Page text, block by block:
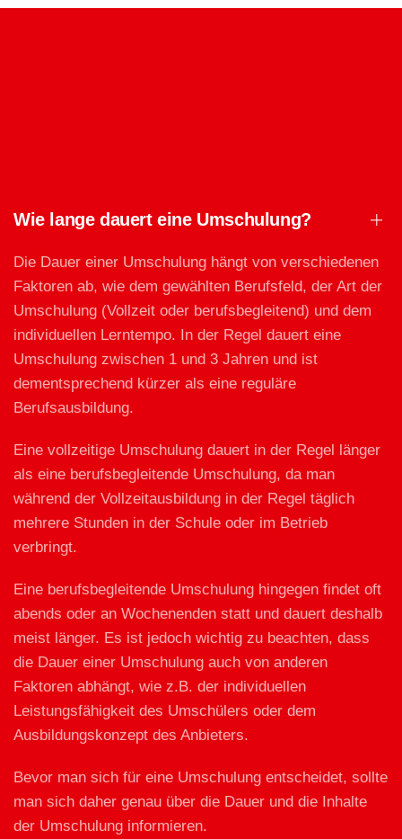
Wie lange dauert eine Umschulung?
Die Dauer einer Umschulung hängt von verschiedenen
Faktoren ab, wie dem gewählten Berufsfeld, der Art der
Umschulung (Vollzeit oder berufsbegleitend) und dem
individuellen Lerntempo. In der Regel dauert eine
Umschulung zwischen 1 und 3 Jahren und ist
dementsprechend kürzer als eine reguläre
Berufsausbildung.
Eine vollzeitige Umschulung dauert in der Regel länger
als eine berufsbegleitende Umschulung, da man
während der Vollzeitausbildung in der Regel täglich
mehrere Stunden in der Schule oder im Betrieb
verbringt.
Eine berufsbegleitende Umschulung hingegen findet oft
abends oder an Wochenenden statt und dauert deshalb
meist länger. Es ist jedoch wichtig zu beachten, dass
die Dauer einer Umschulung auch von anderen
Faktoren abhängt, wie z.B. der individuellen
Leistungsfähigkeit des Umschülers oder dem
Ausbildungskonzept des Anbieters.
Bevor man sich für eine Umschulung entscheidet, sollte
man sich daher genau über die Dauer und die Inhalte
der Umschulung informieren.